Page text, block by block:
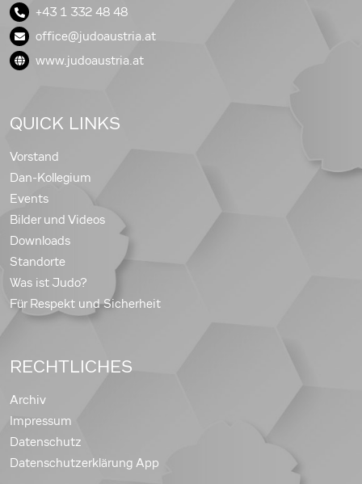
+43 1 332 48 48
office@judoaustria.at
www.judoaustria.at
QUICK LINKS
Vorstand
Dan-Kollegium
Events
Bilder und Videos
Downloads
Standorte
Was ist Judo?
Für Respekt und Sicherheit
RECHTLICHES
Archiv
Impressum
Datenschutz
Datenschutzerklärung App